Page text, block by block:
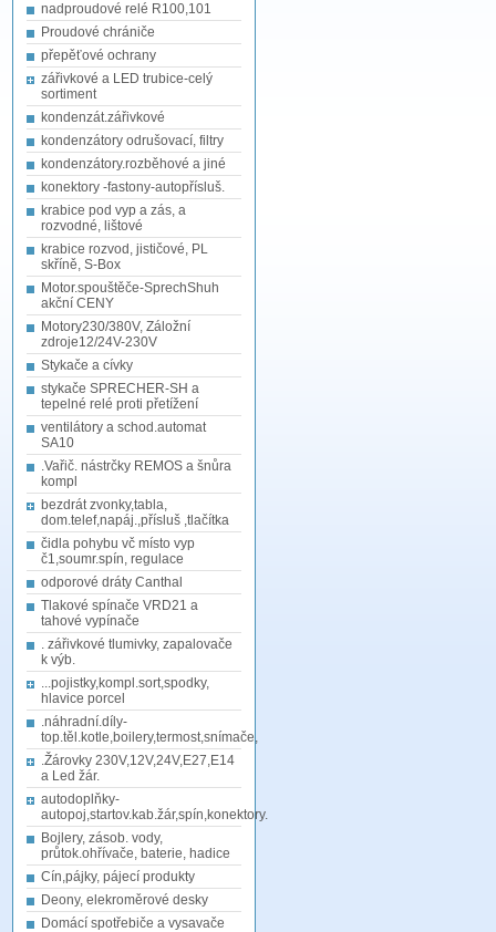
nadproudové relé R100,101
Proudové chrániče
přepěťové ochrany
zářivkové a LED trubice-celý
sortiment
kondenzát.zářivkové
kondenzátory odrušovací, filtry
kondenzátory.rozběhové a jiné
konektory -fastony-autopřísluš.
krabice pod vyp a zás, a
rozvodné, lištové
krabice rozvod, jističové, PL
skříně, S-Box
Motor.spouštěče-SprechShuh
akční CENY
Motory230/380V, Záložní
zdroje12/24V-230V
Stykače a cívky
stykače SPRECHER-SH a
tepelné relé proti přetížení
ventilátory a schod.automat
SA10
.Vařič. nástrčky REMOS a šnůra
kompl
bezdrát zvonky,tabla,
dom.telef,napáj.,přísluš ,tlačítka
čidla pohybu vč místo vyp
č1,soumr.spín, regulace
odporové dráty Canthal
Tlakové spínače VRD21 a
tahové vypínače
. zářivkové tlumivky, zapalovače
k výb.
...pojistky,kompl.sort,spodky,
hlavice porcel
.náhradní.díly-
top.těl.kotle,boilery,termost,snímače,
.Žárovky 230V,12V,24V,E27,E14
a Led žár.
autodoplňky-
autopoj,startov.kab.žár,spín,konektory.
Bojlery, zásob. vody,
průtok.ohřívače, baterie, hadice
Cín,pájky, pájecí produkty
Deony, elekroměrové desky
Domácí spotřebiče a vysavače